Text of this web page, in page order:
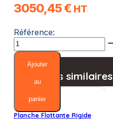
3050,45€ HT
Référence:
quantité
de
Plateforme
surveillance
Ajouter
au
panier
Produits similaires
Planche Flottante Rigide